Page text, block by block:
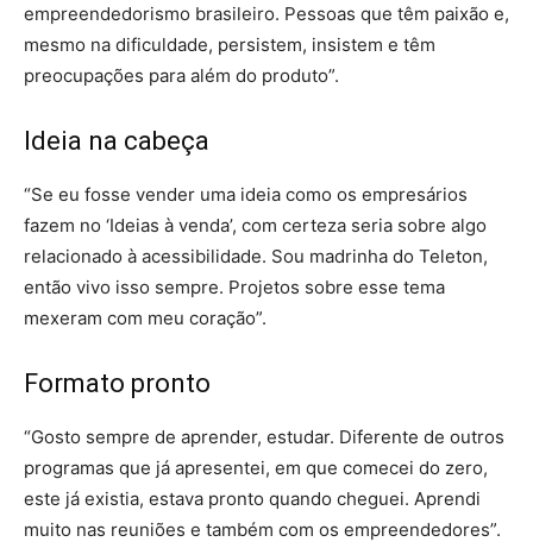
empreendedorismo brasileiro. Pessoas que têm paixão e,
mesmo na dificuldade, persistem, insistem e têm
preocupações para além do produto”.
Ideia na cabeça
“Se eu fosse vender uma ideia como os empresários
fazem no ‘Ideias à venda’, com certeza seria sobre algo
relacionado à acessibilidade. Sou madrinha do Teleton,
então vivo isso sempre. Projetos sobre esse tema
mexeram com meu coração”.
Formato pronto
“Gosto sempre de aprender, estudar. Diferente de outros
programas que já apresentei, em que comecei do zero,
este já existia, estava pronto quando cheguei. Aprendi
muito nas reuniões e também com os empreendedores”.